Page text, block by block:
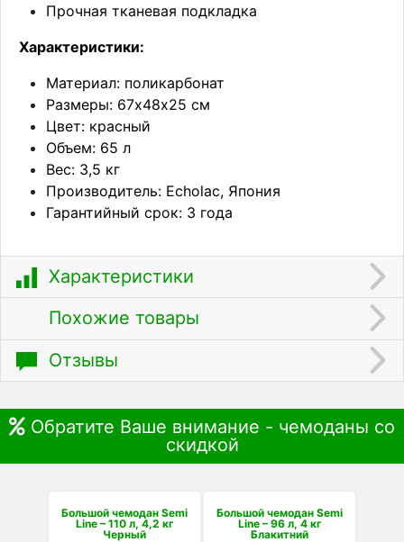
Прочная тканевая подкладка
Характеристики:
Материал: поликарбонат
Размеры: 67х48х25 см
Цвет: красный
Объем: 65 л
Вес: 3,5 кг
Производитель: Echolac, Япония
Гарантийный срок: 3 года
Характеристики
Похожие товары
Отзывы
Обратите Ваше внимание - чемоданы со
скидкой
Большой чемодан Semi
Line – 110 л, 4,2 кг
Черный
Большой чемодан Semi
Line – 96 л, 4 кг
Блакитний